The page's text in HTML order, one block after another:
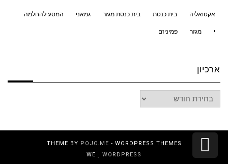
אקטואליה בית כנסת בית כנסת מגזר גמאני המסע להחלמה
י מגזר פמיניזם
ארכיון
ארכיון
THEME BY POJO.ME - WORDPRESS THEMES
WE
WORDPRESS
גלילה